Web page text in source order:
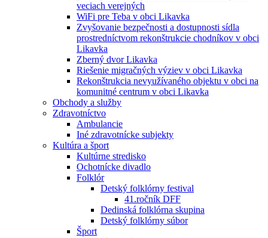
veciach verejných
WiFi pre Teba v obci Likavka
Zvyšovanie bezpečnosti a dostupnosti sídla
prostredníctvom rekonštrukcie chodníkov v obci
Likavka
Zberný dvor Likavka
Riešenie migračných výziev v obci Likavka
Rekonštrukcia nevyužívaného objektu v obci na
komunitné centrum v obci Likavka
Obchody a služby
Zdravotníctvo
Ambulancie
Iné zdravotnícke subjekty
Kultúra a šport
Kultúrne stredisko
Ochotnícke divadlo
Folklór
Detský folklórny festival
41.ročník DFF
Dedinská folklórna skupina
Detský folklórny súbor
Šport